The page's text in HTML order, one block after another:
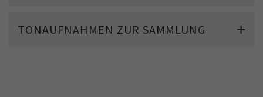
TONAUFNAHMEN ZUR SAMMLUNG